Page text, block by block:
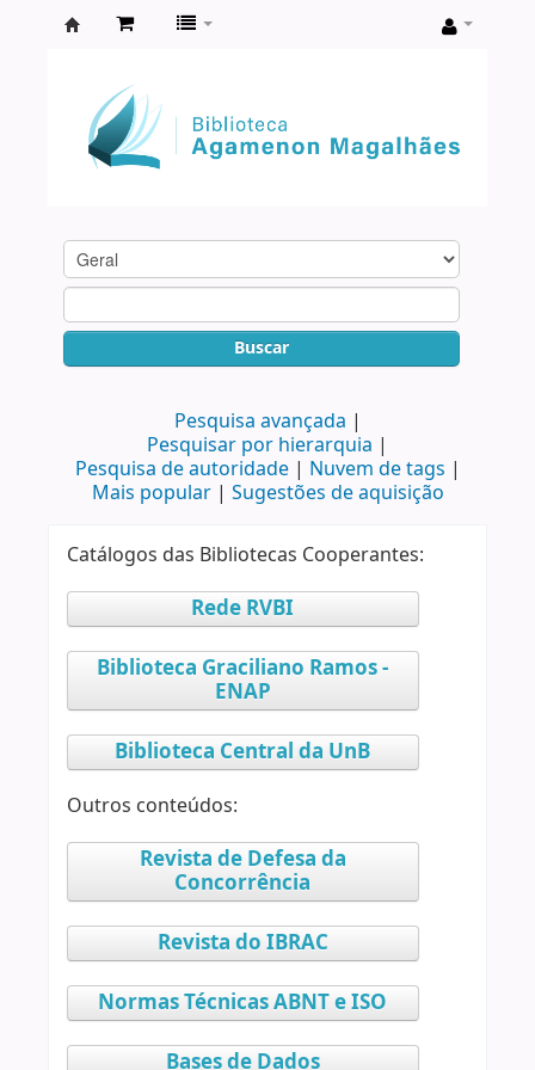
Agamenon
Magalhães
Buscar
Pesquisa avançada
Pesquisar por hierarquia
Pesquisa de autoridade
Nuvem de tags
Mais popular
Sugestões de aquisição
Catálogos das Bibliotecas Cooperantes:
Rede RVBI
Biblioteca Graciliano Ramos -
ENAP
Biblioteca Central da UnB
Outros conteúdos:
Revista de Defesa da
Concorrência
Revista do IBRAC
Normas Técnicas ABNT e ISO
Bases de Dados